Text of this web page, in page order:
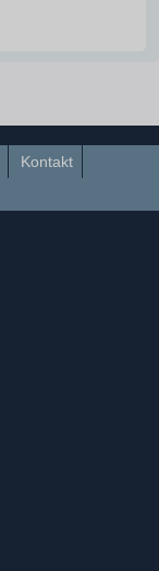
Kontakt